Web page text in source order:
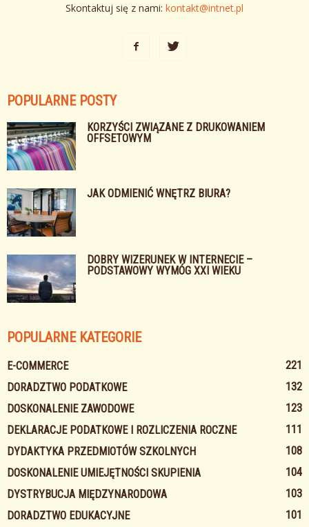
Skontaktuj się z nami: kontakt@intnet.pl
POPULARNE POSTY
KORZYŚCI ZWIĄZANE Z DRUKOWANIEM
OFFSETOWYM
JAK ODMIENIĆ WNĘTRZ BIURA?
DOBRY WIZERUNEK W INTERNECIE –
PODSTAWOWY WYMÓG XXI WIEKU
POPULARNE KATEGORIE
E-COMMERCE
221
DORADZTWO PODATKOWE
132
DOSKONALENIE ZAWODOWE
123
DEKLARACJE PODATKOWE I ROZLICZENIA ROCZNE
111
DYDAKTYKA PRZEDMIOTÓW SZKOLNYCH
108
DOSKONALENIE UMIEJĘTNOŚCI SKUPIENIA
104
DYSTRYBUCJA MIĘDZYNARODOWA
103
DORADZTWO EDUKACYJNE
101